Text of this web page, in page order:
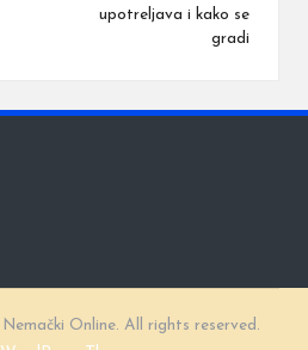
upotreljava i kako se
gradi
Online. All rights reserved.